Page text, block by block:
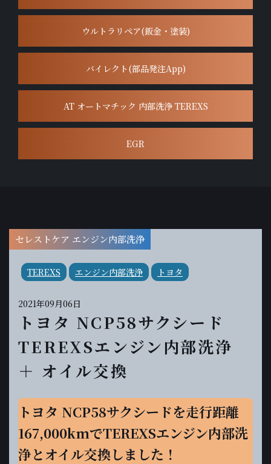
ウルトラリペア(鈑金・塗装)
バイレクト(部品発注App)
AT オートマチック 内部洗浄 TEREXS
EGR
セレストケア エンジン内部洗浄
TEREXS エンジン内部洗浄 トヨタ
2021年09月06日
トヨタ NCP58サクシード
TEREXSエンジン内部洗浄
＋ オイル交換
トヨタ NCP58サクシードを走行距離
167,000kmでTEREXSエンジン内部洗
浄とオイル交換しました！